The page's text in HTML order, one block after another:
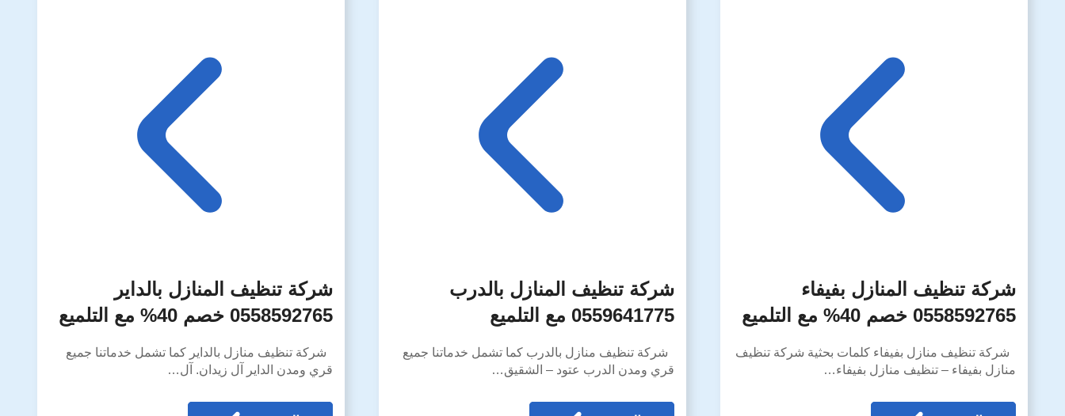
شركة تنظيف المنازل بفيفاء
0558592765 خصم 40% مع التلميع
شركة تنظيف منازل بفيفاء كلمات بحثية شركة تنظيف
منازل بفيفاء – تنظيف منازل بفيفاء…
شركة تنظيف المنازل بالدرب
0559641775 مع التلميع
شركة تنظيف منازل بالدرب كما تشمل خدماتنا جميع
قري ومدن الدرب عتود – الشقيق…
شركة تنظيف المنازل بالداير
0558592765 خصم 40% مع التلميع
شركة تنظيف منازل بالداير كما تشمل خدماتنا جميع
قري ومدن الداير آل زيدان. آل…